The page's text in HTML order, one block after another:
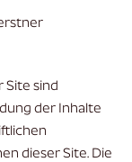
Site sind
der Inhalte
dieser Site. Die